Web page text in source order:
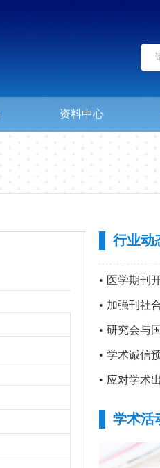
资料中心
行业动
• 医学期刊开展“不忘初
• 加强刊社合
• 研究会与国
• 学术诚信
• 应对学术出
学术活